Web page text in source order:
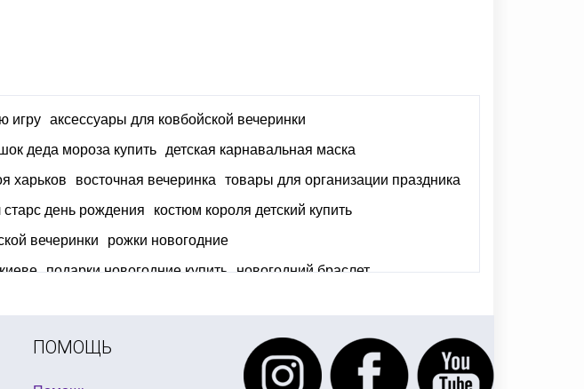
игру аксессуары для ковбойской вечеринки
деда мороза купить
детская карнавальная маска
харьков восточная вечеринка
товары для организации праздника
старс день рождения
костюм короля детский купить
вечеринки
рожки новогодние
подарки новогодние купить новогодний браслет
ПОМОЩЬ